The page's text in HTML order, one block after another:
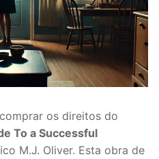
os direitos do
To a Successful
M.J. Oliver. Esta obra de